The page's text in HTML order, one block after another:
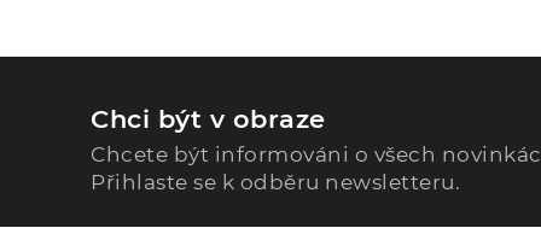
Chci být v obraze
Chcete být informováni o všech
Přihlaste se k odběru newsletteru.